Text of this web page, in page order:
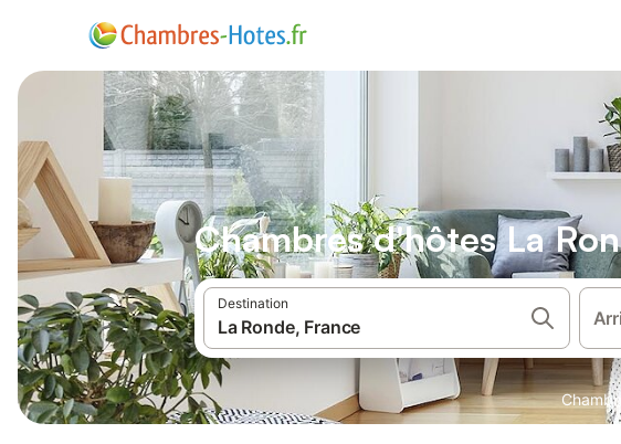
Chambres d'hôtes La
Destination